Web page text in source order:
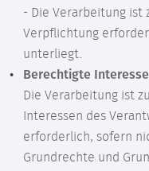
- Die Verarbeitung ist
Verpflichtung
unterliegt.
Berechtigte
Die Verarbeitung ist
Interessen des
erforderlich, sofern
Grundrechte und